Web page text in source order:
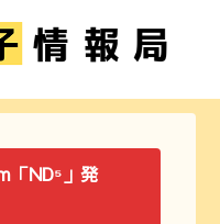
ND⁵」発